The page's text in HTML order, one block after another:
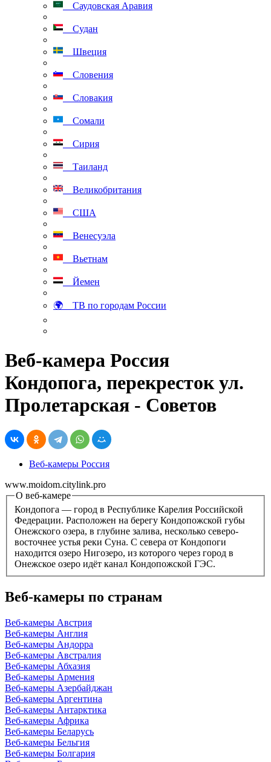
Саудовская Аравия
Судан
Швеция
Словения
Словакия
Сомали
Сирия
Таиланд
Великобритания
США
Венесуэла
Вьетнам
Йемен
🌍 ТВ по городам России
Веб-камера Россия
Кондопога, перекресток ул.
Пролетарская - Советов
Веб-камеры Россия
www.moidom.citylink.pro
О веб-камере
Кондопога — город в Республике Карелия Российской
Федерации. Расположен на берегу Кондопожской губы
Онежского озера, в глубине залива, несколько северо-
восточнее устья реки Суна. С севера от Кондопоги
находится озеро Нигозеро, из которого через город в
Онежское озеро идёт канал Кондопожской ГЭС.
Веб-камеры по странам
Веб-камеры Австрия
Веб-камеры Англия
Веб-камеры Андорра
Веб-камеры Австралия
Веб-камеры Абхазия
Веб-камеры Армения
Веб-камеры Азербайджан
Веб-камеры Аргентина
Веб-камеры Антарктика
Веб-камеры Африка
Веб-камеры Беларусь
Веб-камеры Бельгия
Веб-камеры Болгария